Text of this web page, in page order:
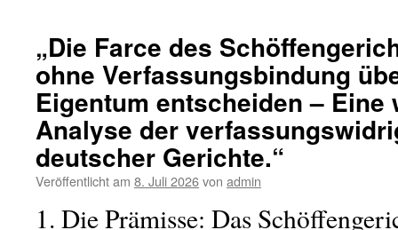
„Die Farce des
ohne Verfassungsbindung
Eigentum entscheiden –
Analyse der
deutscher Gerichte.“
Veröffentlicht am 8. Juli 2026von admin
1. Die Prämisse: Das